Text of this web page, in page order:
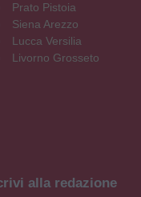
Prato Pistoia
Siena Arezzo
Lucca Versilia
Livorno Grosseto
alla redazione